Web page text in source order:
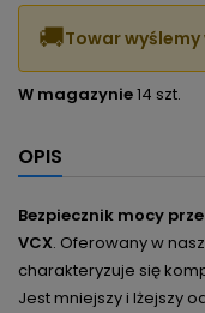
🚚Towar wyślemy
W magazynie14 szt.
OPIS
Bezpiecznik mocy
VCX. Oferowany w
charakteryzuje się
Jest mniejszy i lżejszy